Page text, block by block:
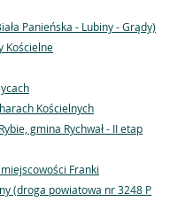
Panieńska - Lubiny - Grądy)
Kościelne
Kościelnych
gmina Rychwał - II etap
Franki
(droga powiatowa nr 3248 P